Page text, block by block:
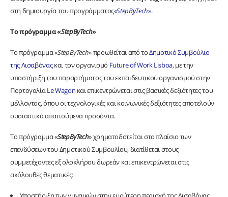
στη δημιουργία του προγράμματος«StepByTech».
Το πρόγραμμα «StepByTech»
Το πρόγραμμα «StepByTech» προωθείται από τοΔημοτικό Συμβούλιο
της Λισαβόναςκαι τoν οργανισμό Future of Work Lisboa, με την
υποστήριξη του παραρτήματος του εκπαιδευτικού οργανισμού στην
ΠορτογαλίαLe Wagon και επικεντρώνεται στις βασικές δεξιότητες του
μέλλοντος, όπου οι τεχνολογικές και κοινωνικές δεξιότητες αποτελούν
ουσιαστικά απαιτούμενα προσόντα.
Το πρόγραμμα «StepByTech» χρηματοδοτείται στο πλαίσιο των
επενδύσεων του Δημοτικού Συμβουλίου, διατίθεται στους
συμμετέχοντες εξ ολοκλήρου δωρεάν και επικεντρώνεται στις
ακόλουθες θεματικές: